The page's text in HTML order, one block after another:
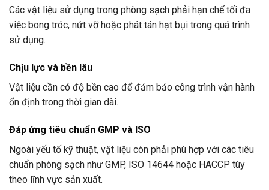
Các vật liệu sử dụng trong phòng sạch phải hạn chế tối đa
việc bong tróc, nứt vỡ hoặc phát tán hạt bụi trong quá trình
sử dụng.
Chịu lực và bền lâu
Vật liệu cần có độ bền cao để đảm bảo công trình vận hành
ổn định trong thời gian dài.
Đáp ứng tiêu chuẩn GMP và ISO
Ngoài yếu tố kỹ thuật, vật liệu còn phải phù hợp với các tiêu
chuẩn phòng sạch như GMP, ISO 14644 hoặc HACCP tùy
theo lĩnh vực sản xuất.